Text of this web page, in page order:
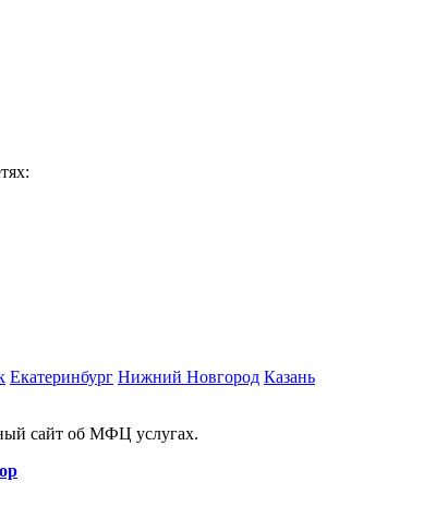
Екатеринбург Нижний Новгород Казань
сайт об МФЦ услугах.